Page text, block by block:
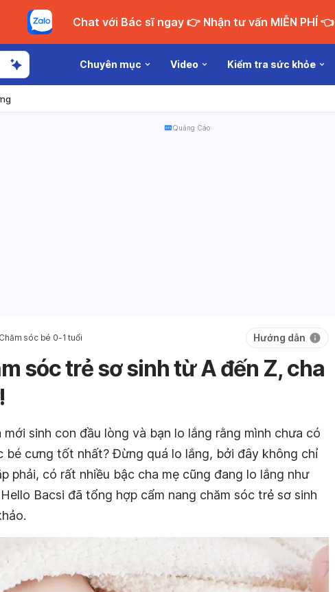
Chat với Bác sĩ ngay 👉 Nhận tư vấn MIỄN PHÍ 👈
Chuyên mục Video Kiểm tra sức khỏe
Quảng Cáo
Chăm sóc bé 0-1 tuổi Hướng dẫn
sóc trẻ sơ sinh từ A đến Z, cha
mới sinh con đầu lòng và bạn lo lắng rằng mình chưa có
bé cưng tốt nhất? Đừng quá lo lắng, bởi đây không chỉ
phải, có rất nhiều bậc cha mẹ cũng đang lo lắng như
Bacsi đã tổng hợp cẩm nang chăm sóc trẻ sơ sinh